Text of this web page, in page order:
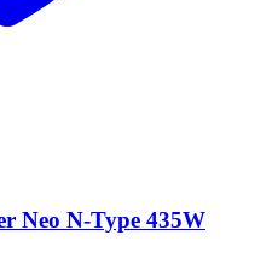
Neo N-Type 435W